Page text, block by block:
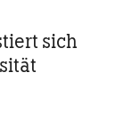
sich